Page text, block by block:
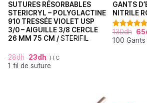
SUTURES RÉSORBABLES
STERICRYL – POLYGLACTINE
910 TRESSÉE VIOLET USP
3/0 – AIGUILLE 3/8 CERCLE
26 MM 75 CM /STERIFIL
28dh 23dh TTC
1 fil de suture
GANTS
NITRILE
Note4.86
sur 5
130dh 65
100 Gants